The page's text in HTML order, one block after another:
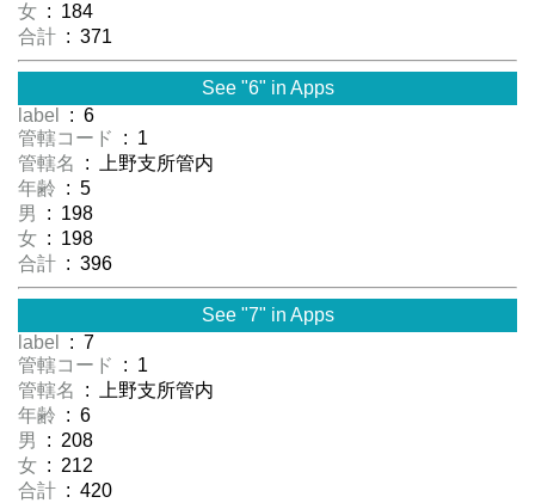
女 : 184
合計 : 371
See "6" in Apps
label
: 6
管轄コード
: 1
管轄名
: 上野支所管内
年齢 : 5
男
: 198
女 : 198
合計 : 396
See "7" in Apps
label
: 7
管轄コード
: 1
管轄名
: 上野支所管内
年齢 : 6
男
: 208
女 : 212
合計 : 420